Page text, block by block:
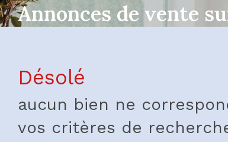
Annonces de vente
Désolé
aucun bien ne
vos critères de